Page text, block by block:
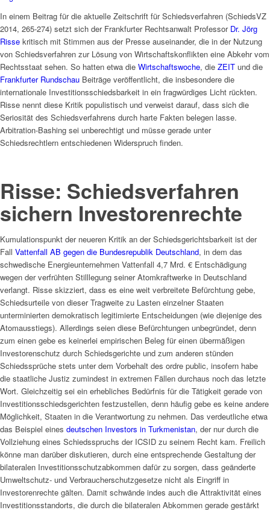
In einem Beitrag für die aktuelle Zeitschrift für Schiedsverfahren (SchiedsVZ
2014, 265-274) setzt sich der Frankfurter Rechtsanwalt Professor Dr. Jörg
Risse kritisch mit Stimmen aus der Presse auseinander, die in der Nutzung
von Schiedsverfahren zur Lösung von Wirtschaftskonflikten eine Abkehr vom
Rechtsstaat sehen. So hatten etwa die Wirtschaftswoche, die ZEIT und die
Frankfurter Rundschau Beiträge veröffentlicht, die insbesondere die
internationale Investitionsschiedsbarkeit in ein fragwürdiges Licht rückten.
Risse nennt diese Kritik populistisch und verweist darauf, dass sich die
Seriosität des Schiedsverfahrens durch harte Fakten belegen lasse.
Arbitration-Bashing sei unberechtigt und müsse gerade unter
Schiedsrechtlern entschiedenen Widerspruch finden.
Risse: Schiedsverfahren
sichern Investorenrechte
Kumulationspunkt der neueren Kritik an der Schiedsgerichtsbarkeit ist der
Fall Vattenfall AB gegen die Bundesrepublik Deutschland, in dem das
schwedische Energieunternehmen Vattenfall 4,7 Mrd. € Entschädigung
wegen der verfrühten Stilllegung seiner Atomkraftwerke in Deutschland
verlangt. Risse skizziert, dass es eine weit verbreitete Befürchtung gebe,
Schiedsurteile von dieser Tragweite zu Lasten einzelner Staaten
unterminierten demokratisch legitimierte Entscheidungen (wie diejenige des
Atomausstiegs). Allerdings seien diese Befürchtungen unbegründet, denn
zum einen gebe es keinerlei empirischen Beleg für einen übermäßigen
Investorenschutz durch Schiedsgerichte und zum anderen stünden
Schiedssprüche stets unter dem Vorbehalt des ordre public, insofern habe
die staatliche Justiz zumindest in extremen Fällen durchaus noch das letzte
Wort. Gleichzeitig sei ein erhebliches Bedürfnis für die Tätigkeit gerade von
Investitionsschiedsgerichten festzustellen, denn häufig gebe es keine andere
Möglichkeit, Staaten in die Verantwortung zu nehmen. Das verdeutliche etwa
das Beispiel eines deutschen Investors in Turkmenistan, der nur durch die
Vollziehung eines Schiedsspruchs der ICSID zu seinem Recht kam. Freilich
könne man darüber diskutieren, durch eine entsprechende Gestaltung der
bilateralen Investitionsschutzabkommen dafür zu sorgen, dass geänderte
Umweltschutz- und Verbraucherschutzgesetze nicht als Eingriff in
Investorenrechte gälten. Damit schwände indes auch die Attraktivität eines
Investitionsstandorts, die durch die bilateralen Abkommen gerade gestärkt